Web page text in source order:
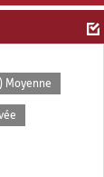
Moyenne